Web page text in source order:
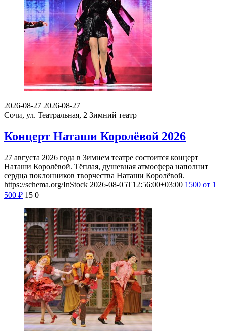
2026-08-27 2026-08-27
Сочи, ул. Театральная, 2 Зимний театр
Концерт Наташи Королёвой 2026
27 августа 2026 года в Зимнем театре состоится концерт
Наташи Королёвой. Тёплая, душевная атмосфера наполнит
сердца поклонников творчества Наташи Королёвой.
https://schema.org/InStock 2026-08-05T12:56:00+03:00 1500 от 1
500 ₽ 15 0